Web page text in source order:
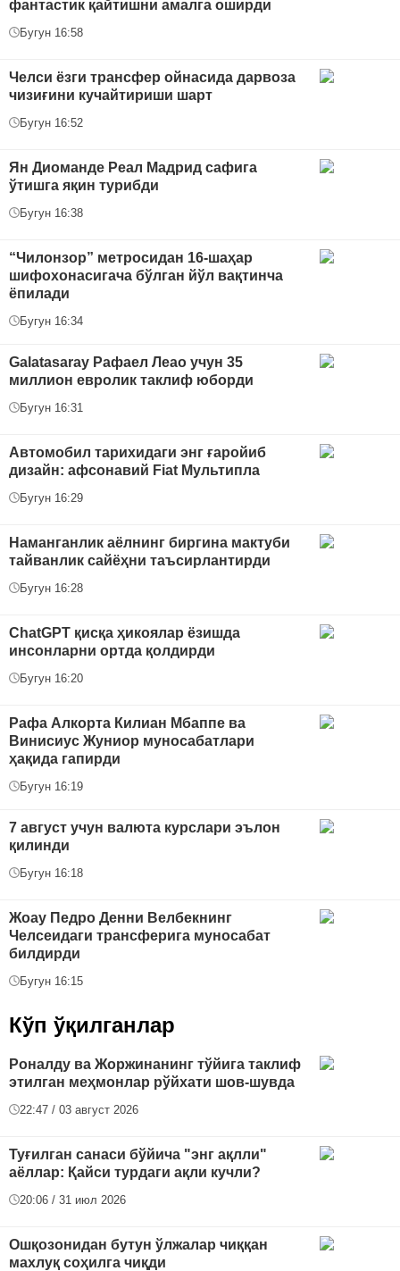
фантастик қайтишни амалга оширди
Бугун 16:58
Челси ёзги трансфер ойнасида дарвоза
чизиғини кучайтириши шарт
Бугун 16:52
Ян Диоманде Реал Мадрид сафига
ўтишга яқин турибди
Бугун 16:38
“Чилонзор” метросидан 16-шаҳар
шифохонасигача бўлган йўл вақтинча
ёпилади
Бугун 16:34
Galatasaray Рафаел Леао учун 35
миллион евролик таклиф юборди
Бугун 16:31
Автомобил тарихидаги энг ғаройиб
дизайн: афсонавий Fiat Мультипла
Бугун 16:29
Наманганлик аёлнинг биргина мактуби
тайванлик сайёҳни таъсирлантирди
Бугун 16:28
ChatGPT қисқа ҳикоялар ёзишда
инсонларни ортда қолдирди
Бугун 16:20
Рафа Алкорта Килиан Мбаппе ва
Винисиус Жуниор муносабатлари
ҳақида гапирди
Бугун 16:19
7 август учун валюта курслари эълон
қилинди
Бугун 16:18
Жоау Педро Денни Велбекнинг
Челсеидаги трансферига муносабат
билдирди
Бугун 16:15
Кўп ўқилганлар
Роналду ва Жоржинанинг тўйига таклиф
этилган меҳмонлар рўйхати шов-шувда
22:47 / 03 август 2026
Туғилган санаси бўйича "энг ақлли"
аёллар: Қайси турдаги ақли кучли?
20:06 / 31 июл 2026
Ошқозонидан бутун ўлжалар чиққан
махлуқ соҳилга чиқди